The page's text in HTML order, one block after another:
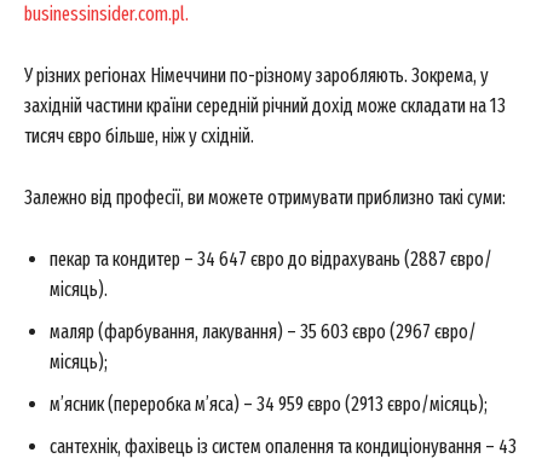
businessinsider.com.pl.
У різних регіонах Німеччини по-різному заробляють. Зокрема, у
західній частини країни середній річний дохід може складати на 13
тисяч євро більше, ніж у східній.
Залежно від професії, ви можете отримувати приблизно такі суми:
пекар та кондитер – 34 647 євро до відрахувань (2887 євро/
місяць).
маляр (фарбування, лакування) – 35 603 євро (2967 євро/
місяць);
м’ясник (переробка м’яса) – 34 959 євро (2913 євро/місяць);
сантехнік, фахівець із систем опалення та кондиціонування – 43